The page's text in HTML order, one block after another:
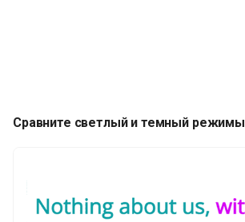
Сравните светлый и темный режимы